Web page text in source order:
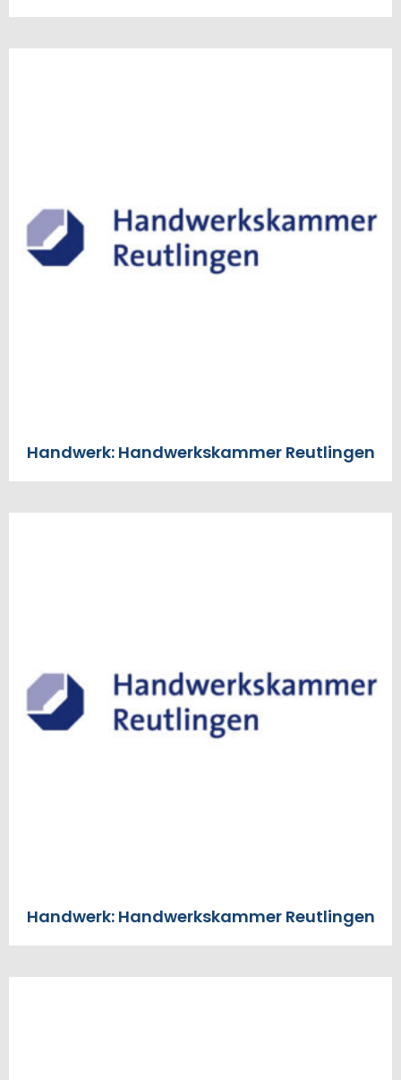
Handwerk: Handwerkskammer Reutlingen
Handwerk: Handwerkskammer Reutlingen